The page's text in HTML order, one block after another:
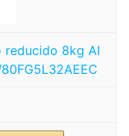
reducido 8kg AI